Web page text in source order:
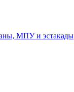
МПУ и эстакады